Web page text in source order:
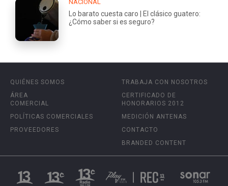
NACIONAL
Lo barato cuesta caro | El clásico guatero:
¿Cómo saber si es seguro?
QUIÉNES SOMOS
ÁREA
COMERCIAL
POLÍTICAS COMERCIALES
PROVEEDORES
TRABAJA CON NOSOTROS
CERTIFICADO DE
HONORARIOS 2012
MEDICIÓN ANTENAS
CONTACTO
BRANDED CONTENT